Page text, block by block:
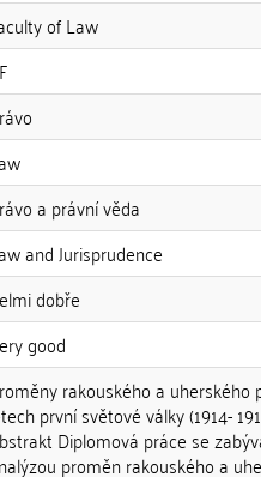
of Law
a právní věda
and Jurisprudence
dobře
good
rakouského a uherského
první světové války (1914- 1918)
Diplomová práce se zabývá
proměn rakouského a